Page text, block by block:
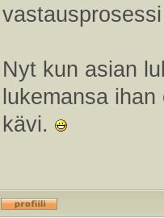
Nyt kun asian
lukemansa
kävi.